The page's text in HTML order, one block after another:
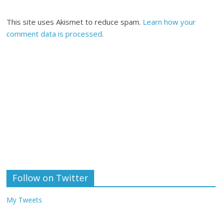
This site uses Akismet to reduce spam. Learn how your
comment data is processed.
Follow on Twitter
My Tweets